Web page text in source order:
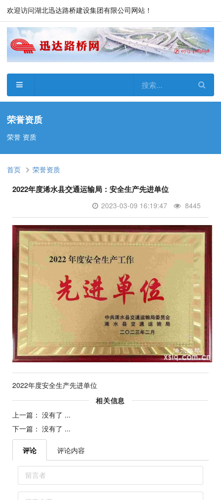
欢迎访问湖北迅达路桥建设集团有限公司网站！
荣誉资质
荣誉 资质
首页 荣誉资质
2022年度浠水县交通运输局：安全生产先进单位
2023-03-09 16:19:47 8445
2022年度安全生产先进单位
相关信息
上一篇： 没有了 ...
下一篇： 没有了 ...
评论 评论内容